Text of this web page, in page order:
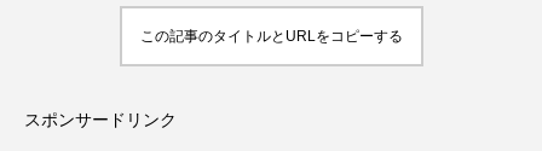
この記事のタイトルとURLをコピーする
スポンサードリンク